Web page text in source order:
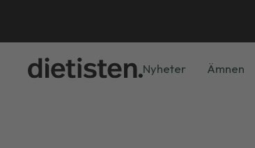
Nyheter Ämnen